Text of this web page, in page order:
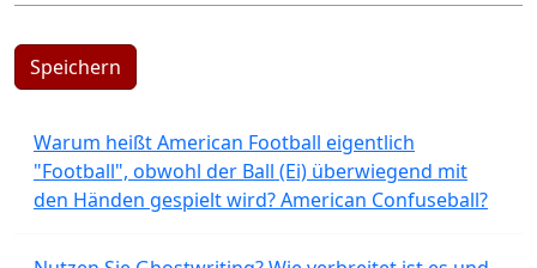
Speichern
Warum heißt American Football eigentlich
"Football", obwohl der Ball (Ei) überwiegend mit
den Händen gespielt wird? American Confuseball?